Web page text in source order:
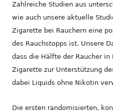
Zahlreiche Studien aus
wie auch unsere aktuelle
Zigarette bei Rauchern eine
des Rauchstopps ist. Unsere
dass die Hälfte der Raucher in
Zigarette zur Unterstützung
dabei Liquids ohne Nikotin
Die ersten randomisierten,